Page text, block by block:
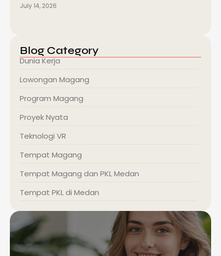
July 14, 2026
Blog Category
Dunia Kerja
Lowongan Magang
Program Magang
Proyek Nyata
Teknologi VR
Tempat Magang
Tempat Magang dan PKL Medan
Tempat PKL di Medan